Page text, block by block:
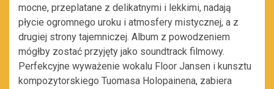
mocne, przeplatane z delikatnymi i lekkimi, nadają
płycie ogromnego uroku i atmosfery mistycznej, a z
drugiej strony tajemniczej. Album z powodzeniem
mógłby zostać przyjęty jako soundtrack filmowy.
Perfekcyjne wyważenie wokalu Floor Jansen i kunsztu
kompozytorskiego Tuomasa Holopainena, zabiera